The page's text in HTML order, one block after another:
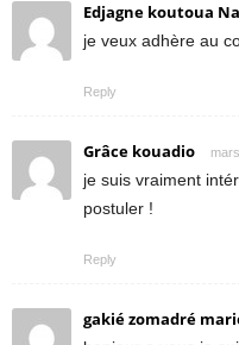
Edjagne koutoua
je veux adhère au
Reply
Grâce kouadio
je suis vraiment
postuler !
Reply
gakié zomadré